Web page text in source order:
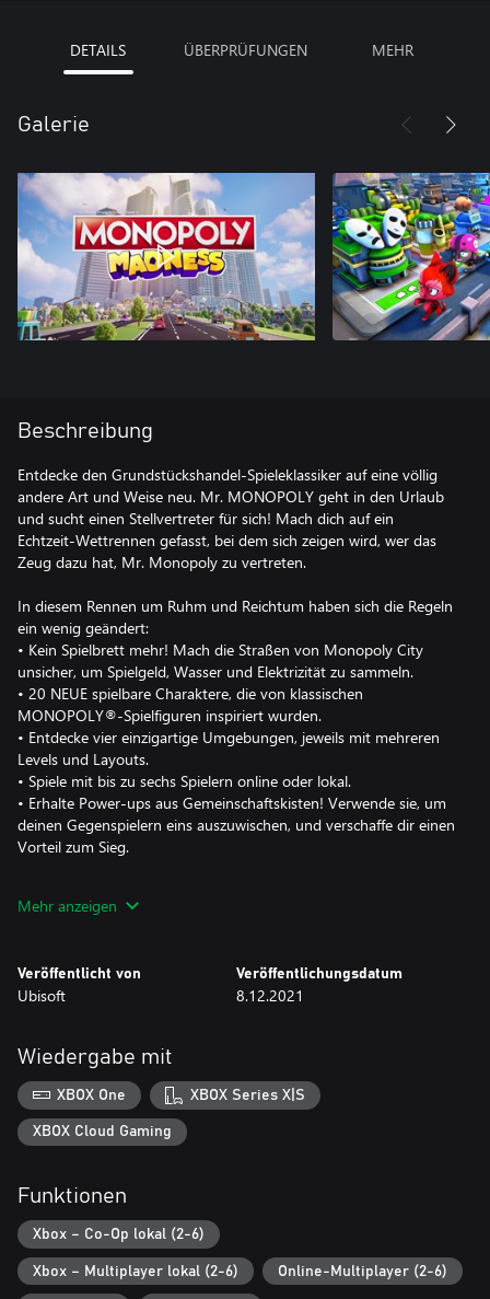
DETAILS ÜBERPRÜFUNGEN MEHR
Galerie
Beschreibung
Entdecke den Grundstückshandel-Spieleklassiker auf eine völlig
andere Art und Weise neu. Mr. MONOPOLY geht in den Urlaub
und sucht einen Stellvertreter für sich! Mach dich auf ein
Echtzeit-Wettrennen gefasst, bei dem sich zeigen wird, wer das
Zeug dazu hat, Mr. Monopoly zu vertreten.
In diesem Rennen um Ruhm und Reichtum haben sich die Regeln
ein wenig geändert:
• Kein Spielbrett mehr! Mach die Straßen von Monopoly City
unsicher, um Spielgeld, Wasser und Elektrizität zu sammeln.
• 20 NEUE spielbare Charaktere, die von klassischen
MONOPOLY®-Spielfiguren inspiriert wurden.
• Entdecke vier einzigartige Umgebungen, jeweils mit mehreren
Levels und Layouts.
• Spiele mit bis zu sechs Spielern online oder lokal.
• Erhalte Power-ups aus Gemeinschaftskisten! Verwende sie, um
deinen Gegenspielern eins auszuwischen, und verschaffe dir einen
Vorteil zum Sieg.
Mehr anzeigen
Veröffentlicht von
Ubisoft
Veröffentlichungsdatum
8.12.2021
Wiedergabe mit
XBOX One XBOX Series X|S
XBOX Cloud Gaming
Funktionen
Xbox – Co-Op lokal (2-6)
Xbox – Multiplayer lokal (2-6) Online-Multiplayer (2-6)